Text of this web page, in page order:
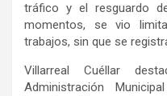
tráfico y el resguardo
momentos, se vio
trabajos, sin que se
Villarreal Cuéllar d
Administración